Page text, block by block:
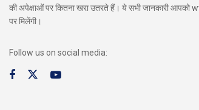
की अपेक्षाओं पर कितना खरा उतरते हैं। ये सभी जानकारी
पर मिलेंगी।
Follow us on social media: